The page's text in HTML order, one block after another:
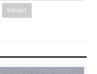
trabajo